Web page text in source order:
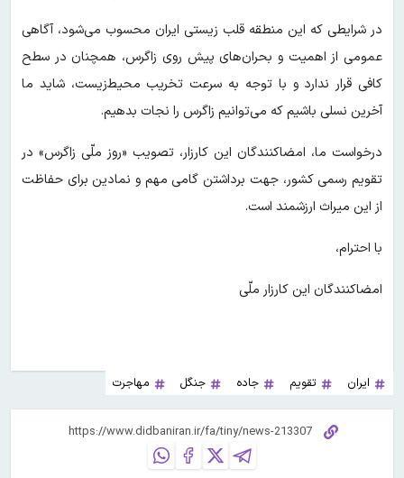
در شرایطی که این منطقه قلب زیستی ایران محسوب می‌شود، آگاهی
عمومی از اهمیت و بحران‌های پیش روی زاگرس، همچنان در سطح
کافی قرار ندارد و با توجه به سرعت تخریب محیط‌زیست، شاید ما
آخرین نسلی باشیم که می‌توانیم زاگرس را نجات بدهیم.
درخواست ما، امضاکنندگان این کارزار، تصویب «روز ملّی زاگرس» در
تقویم رسمی کشور، جهت برداشتن گامی مهم و نمادین برای حفاظت
از این میراث ارزشمند است.
با احترام،
امضاکنندگان این کارزار ملّی
ایران تقویم جاده جنگل مهاجرت